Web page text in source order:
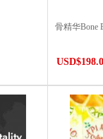
骨精华Bone